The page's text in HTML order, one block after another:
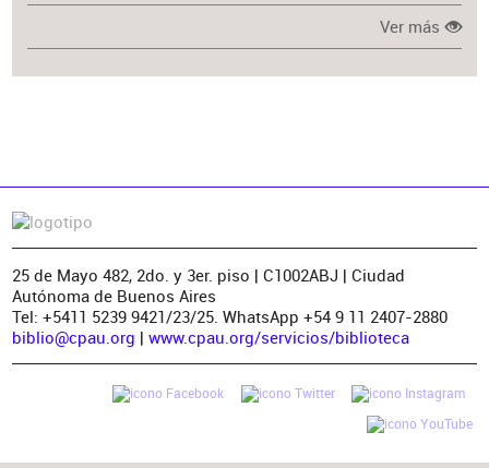
Ver más
25 de Mayo 482, 2do. y 3er. piso | C1002ABJ | Ciudad
Autónoma de Buenos Aires
Tel: +5411 5239 9421/23/25. WhatsApp +54 9 11 2407-2880
biblio@cpau.org | www.cpau.org/servicios/biblioteca